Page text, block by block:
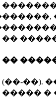
��).
�